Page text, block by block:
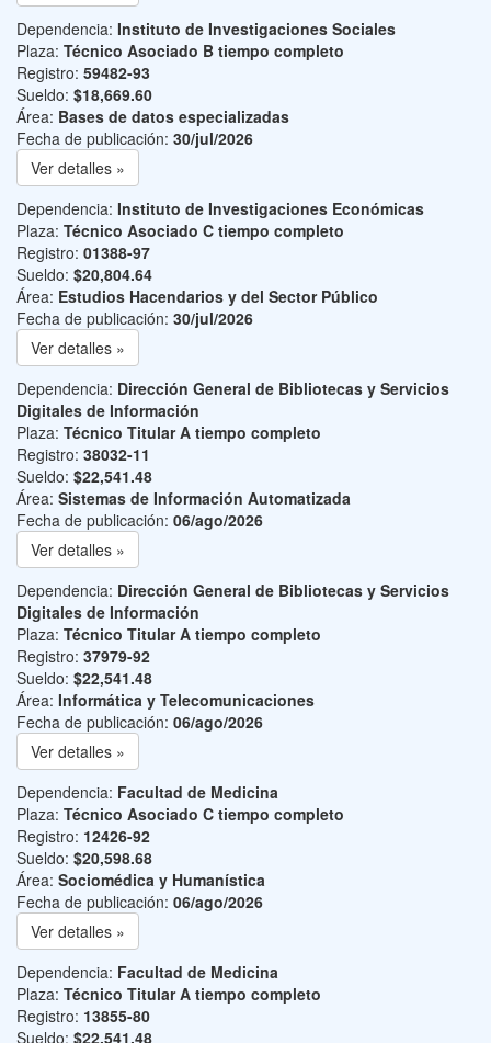
Dependencia: Instituto de Investigaciones Sociales
Plaza: Técnico Asociado B tiempo completo
Registro: 59482-93
Sueldo: $18,669.60
Área: Bases de datos especializadas
Fecha de publicación: 30/jul/2026
Ver detalles »
Dependencia: Instituto de Investigaciones Económicas
Plaza: Técnico Asociado C tiempo completo
Registro: 01388-97
Sueldo: $20,804.64
Área: Estudios Hacendarios y del Sector Público
Fecha de publicación: 30/jul/2026
Ver detalles »
Dependencia: Dirección General de Bibliotecas y Servicios
Digitales de Información
Plaza: Técnico Titular A tiempo completo
Registro: 38032-11
Sueldo: $22,541.48
Área: Sistemas de Información Automatizada
Fecha de publicación: 06/ago/2026
Ver detalles »
Dependencia: Dirección General de Bibliotecas y Servicios
Digitales de Información
Plaza: Técnico Titular A tiempo completo
Registro: 37979-92
Sueldo: $22,541.48
Área: Informática y Telecomunicaciones
Fecha de publicación: 06/ago/2026
Ver detalles »
Dependencia: Facultad de Medicina
Plaza: Técnico Asociado C tiempo completo
Registro: 12426-92
Sueldo: $20,598.68
Área: Sociomédica y Humanística
Fecha de publicación: 06/ago/2026
Ver detalles »
Dependencia: Facultad de Medicina
Plaza: Técnico Titular A tiempo completo
Registro: 13855-80
Sueldo: $22,541.48